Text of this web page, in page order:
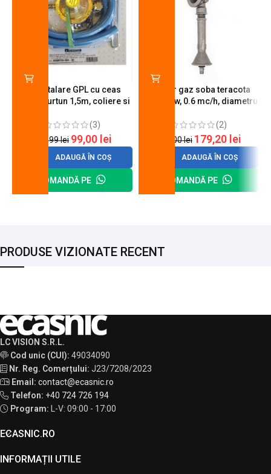
Kit instalare GPL cu ceas
butelie, furtun 1,5m, coliere si
(3)
120,99lei 99,00 lei
ADAUGĂ ÎN COȘ
COMANDĂ PE
Arzator gaz soba teracota
A600, 6 kw, 0.6 mc/h, diametru
(2)
200,00lei 179,20 lei
ADAUGĂ ÎN COȘ
COMANDĂ PE
PRODUSE VIZIONATE RECENT
LC VISION S.R.L.
Cod unic (CUI): 49034090
Nr. Reg. Comerțului: J23/7208/2023
Email: contact@ecasnic.ro
Telefon: +40 724 726 194
Program:
L-V: 09:00 - 17:00
ECASNIC.RO
INFORMAȚII UTILE